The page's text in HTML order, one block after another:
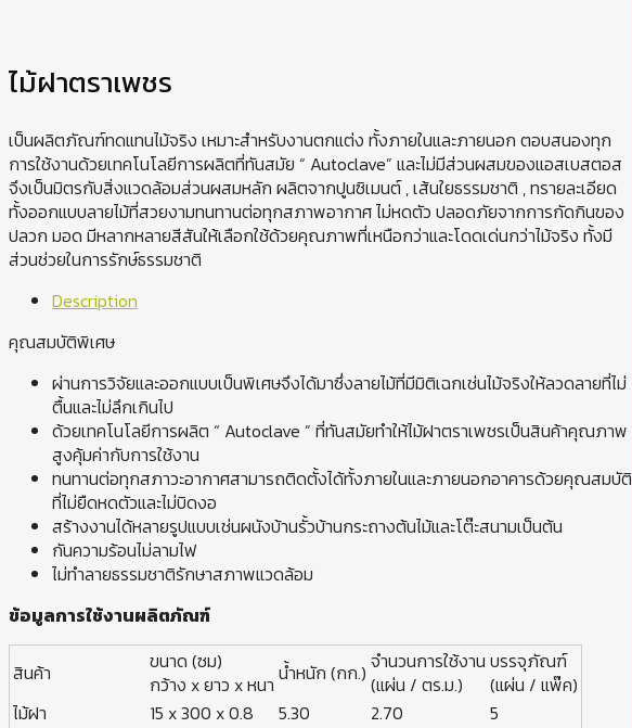
ไม้ฝาตราเพชร
เป็นผลิตภัณฑ์ทดแทนไม้จริง เหมาะสำหรับงานตกแต่ง ทั้งภายในและภายนอก ตอบสนองทุก
การใช้งานด้วยเทคโนโลยีการผลิตที่ทันสมัย “ Autoclave” และไม่มีส่วนผสมของแอสเบสตอส
จึงเป็นมิตรกับสิ่งแวดล้อมส่วนผสมหลัก ผลิตจากปูนซิเมนต์ , เส้นใยธรรมชาติ , ทรายละเอียด
ทั้งออกแบบลายไม้ที่สวยงามทนทานต่อทุกสภาพอากาศ ไม่หดตัว ปลอดภัยจากการกัดกินของ
ปลวก มอด มีหลากหลายสีสันให้เลือกใช้ด้วยคุณภาพที่เหนือกว่าและโดดเด่นกว่าไม้จริง ทั้งมี
ส่วนช่วยในการรักษ์ธรรมชาติ
Description
คุณสมบัติพิเศษ
ผ่านการวิจัยและออกแบบเป็นพิเศษจึงได้มาซึ่งลายไม้ที่มีมิติเฉกเช่นไม้จริงให้ลวดลายที่ไม่
ตื้นและไม่ลึกเกินไป
ด้วยเทคโนโลยีการผลิต “ Autoclave ” ที่ทันสมัยทำให้ไม้ฝาตราเพชรเป็นสินค้าคุณภาพ
สูงคุ้มค่ากับการใช้งาน
ทนทานต่อทุกสภาวะอากาศสามารถติดตั้งได้ทั้งภายในและภายนอกอาคารด้วยคุณสมบัติ
ที่ไม่ยืดหดตัวและไม่บิดงอ
สร้างงานได้หลายรูปแบบเช่นผนังบ้านรั้วบ้านกระถางต้นไม้และโต๊ะสนามเป็นต้น
กันความร้อนไม่ลามไฟ
ไม่ทำลายธรรมชาติรักษาสภาพแวดล้อม
ข้อมูลการใช้งานผลิตภัณฑ์
สินค้า
ขนาด (ซม)
กว้าง x ยาว x หนา น้ำหนัก (กก.) จำนวนการใช้งาน
(แผ่น / ตร.ม.)
บรรจุภัณฑ์
(แผ่น / แพ๊ค)
ไม้ฝา
15 x 300 x 0.8 5.30 2.70
5